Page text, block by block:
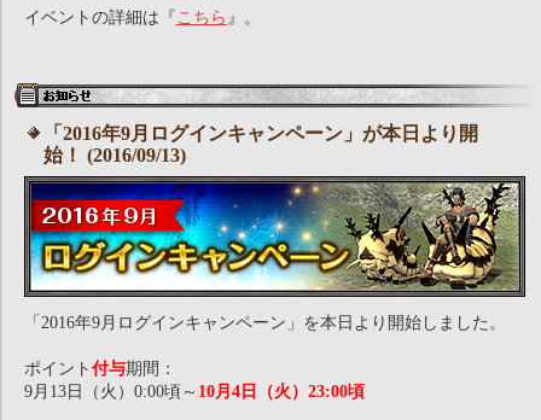
イベントの詳細は『 こちら 』。
「2016年9月ログインキャンペーン」が本日より開
始！ (2016/09/13)
「2016年9月ログインキャンペーン」を本日より開始しました。
ポイント 付与期間：
9月13日（火）0:00頃～ 10月4日（火）23:00頃